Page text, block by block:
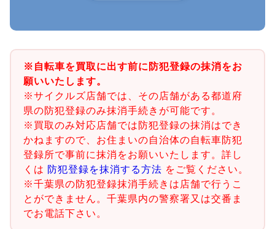
※自転車を買取に出す前に防犯登録の抹消をお
願いいたします。
※サイクルズ店舗では、その店舗がある都道府
県の防犯登録のみ抹消手続きが可能です。
※買取のみ対応店舗では防犯登録の抹消はでき
かねますので、お住まいの自治体の自転車防犯
登録所で事前に抹消をお願いいたします。詳し
くは 防犯登録を抹消する方法 をご覧ください。
※千葉県の防犯登録抹消手続きは店舗で行うこ
とができません。千葉県内の警察署又は交番ま
でお電話下さい。